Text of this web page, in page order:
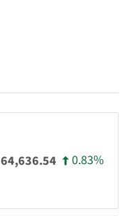
64,636.54 0.83%